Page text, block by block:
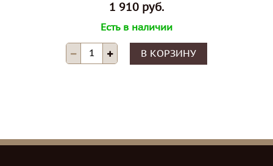
1 910 руб.
Есть в наличии
В КОРЗИНУ